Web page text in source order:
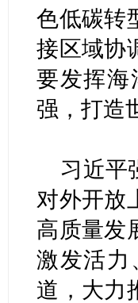
色低碳转
接区域协
要发挥海
强，打造
习近平
对外开放
高质量发
激发活力
道，大力